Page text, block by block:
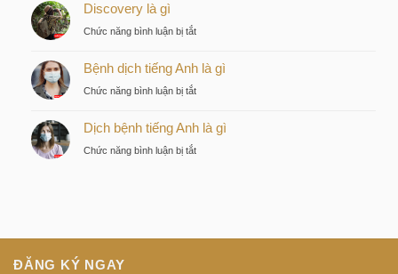
chiến
của
nhà
tư
gì
Discovery là gì
Chức năng bình luận bị tắtở
là
Bệnh dịch tiếng Anh là gì
Chức năng bình luận bị tắtở
dịch
Dịch bệnh tiếng Anh là gì
Chức năng bình luận bị tắtở
là
ĐĂNG KÝ NGAY